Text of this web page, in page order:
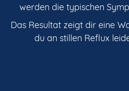
werden die typischen
Das Resultat zeigt dir eine
du an stillen Reflux